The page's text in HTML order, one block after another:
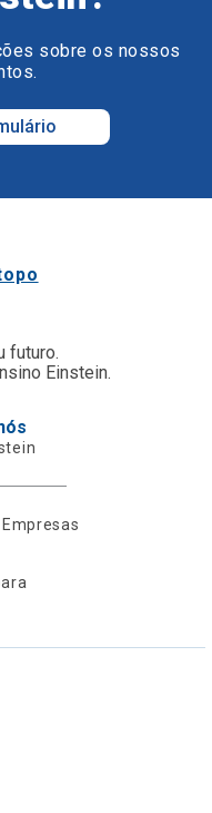
sobre os nossos
futuro.
Einstein.